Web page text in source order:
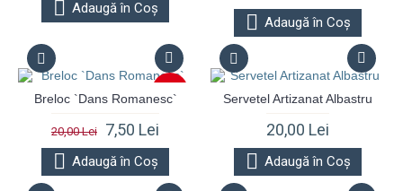
Adaugă în Coş
Adaugă în Coş
-63%
Breloc `Dans Romanesc`
20,00 Lei 7,50 Lei
Adaugă în Coş
Servetel Artizanat Albastru
20,00 Lei
Adaugă în Coş